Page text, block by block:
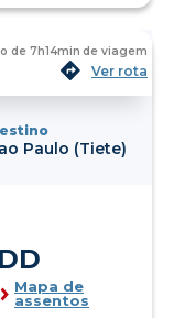
de 7h14min de viagem
Ver rota
Paulo (Tiete)
Mapa de
assentos